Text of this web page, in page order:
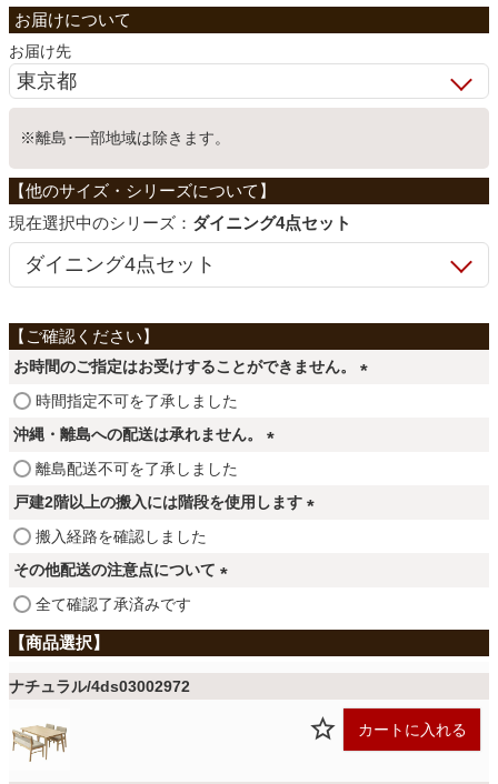
収納家具
学習机
ホームオフィス
こたつ
寝具
ファブリック
カーテン
ラグ
マット
お届け先
※離島･一部地域は除きます。
シリーズ： ダイニング4点セット
お時間のご指定はお受けすることができません。
時間指定不可を了承しました
沖縄・離島への配送は承れません。
必
離島配送不可を了承しました
戸建2階以上の搬入には階段を使用します
搬入経路を確認しました
その他配送の注意点について
必
須
)
全て確認了承済みです
ナチュラル/4ds03002972
カートに入れる